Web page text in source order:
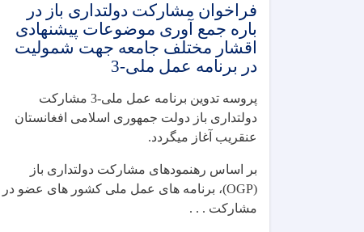
فراخوان مشارکت دولتداری باز در
باره جمع آوری موضوعات پیشنهادی
اقشار مختلف جامعه جهت شمولیت
در برنامه عمل ملی-3
پروسه تدوین برنامه عمل ملی-3 مشارکت
دولتداری باز دولت جمهوری اسلامی افغانستان
عنقریب آغاز میگردد.
بر اساس رهنمودهای مشارکت دولتداری باز
(OGP)، برنامه های عمل ملی کشور های عضو در
مشارکت . . .